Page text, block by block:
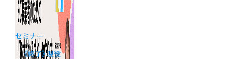
セミナー
《終了》現役